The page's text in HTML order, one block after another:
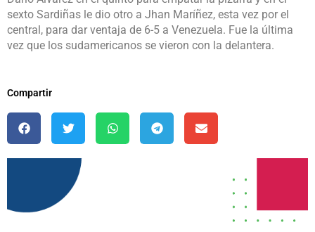
sexto Sardiñas le dio otro a Jhan Maríñez, esta vez por el
central, para dar ventaja de 6-5 a Venezuela. Fue la última
vez que los sudamericanos se vieron con la delantera.
Compartir